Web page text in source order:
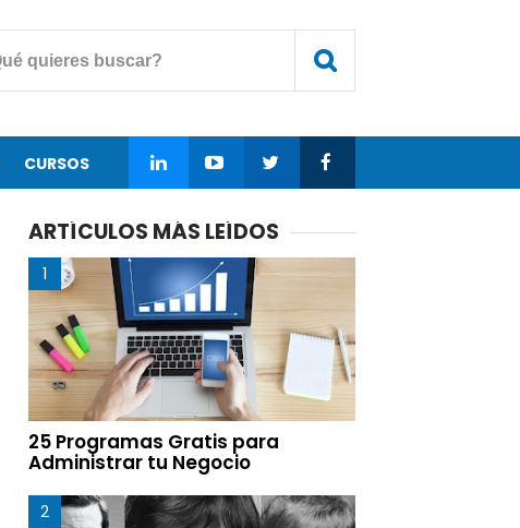
CURSOS
ARTÍCULOS MÁS LEÍDOS
25 Programas Gratis para
Administrar tu Negocio